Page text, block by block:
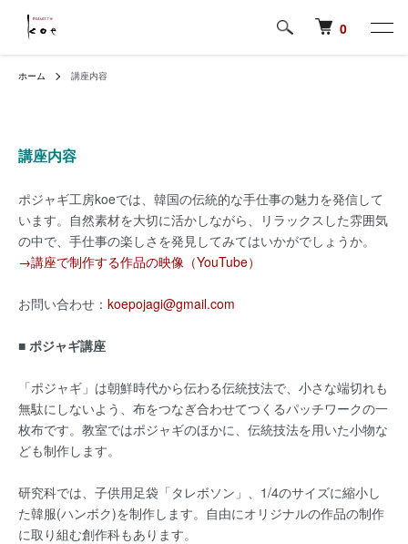
0
ホーム 講座内容
講座内容
ポジャギ工房koeでは、韓国の伝統的な手仕事の魅力を発信して
います。自然素材を大切に活かしながら、リラックスした雰囲気
の中で、手仕事の楽しさを発見してみてはいかがでしょうか。
→講座で制作する作品の映像（YouTube）
お問い合わせ： koepojagi@gmail.com
■ ポジャギ講座
「ポジャギ」は朝鮮時代から伝わる伝統技法で、小さな端切れも
無駄にしないよう、布をつなぎ合わせてつくるパッチワークの一
枚布です。教室ではポジャギのほかに、伝統技法を用いた小物な
ども制作します。
研究科では、子供用足袋「タレボソン」、1/4のサイズに縮小し
た韓服(ハンボク)を制作します。自由にオリジナルの作品の制作
に取り組む創作科もあります。